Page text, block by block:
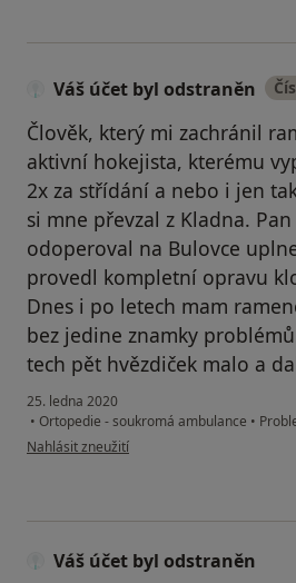
Váš účet byl odstraněn
Člověk, který mi zachránil
aktivní hokejista, kterému
2x za střídání a nebo i jen
si mne převzal z Kladna.
odoperoval na Bulovce
provedl kompletní opravu
Dnes i po letech mam
bez jedine znamky
tech pět hvězdiček malo a
25. ledna 2020
• Ortopedie - soukromá ambulance •
podle názoru uživatele Váš účet byl
Nahlásit zneužití
Váš účet byl odstraněn